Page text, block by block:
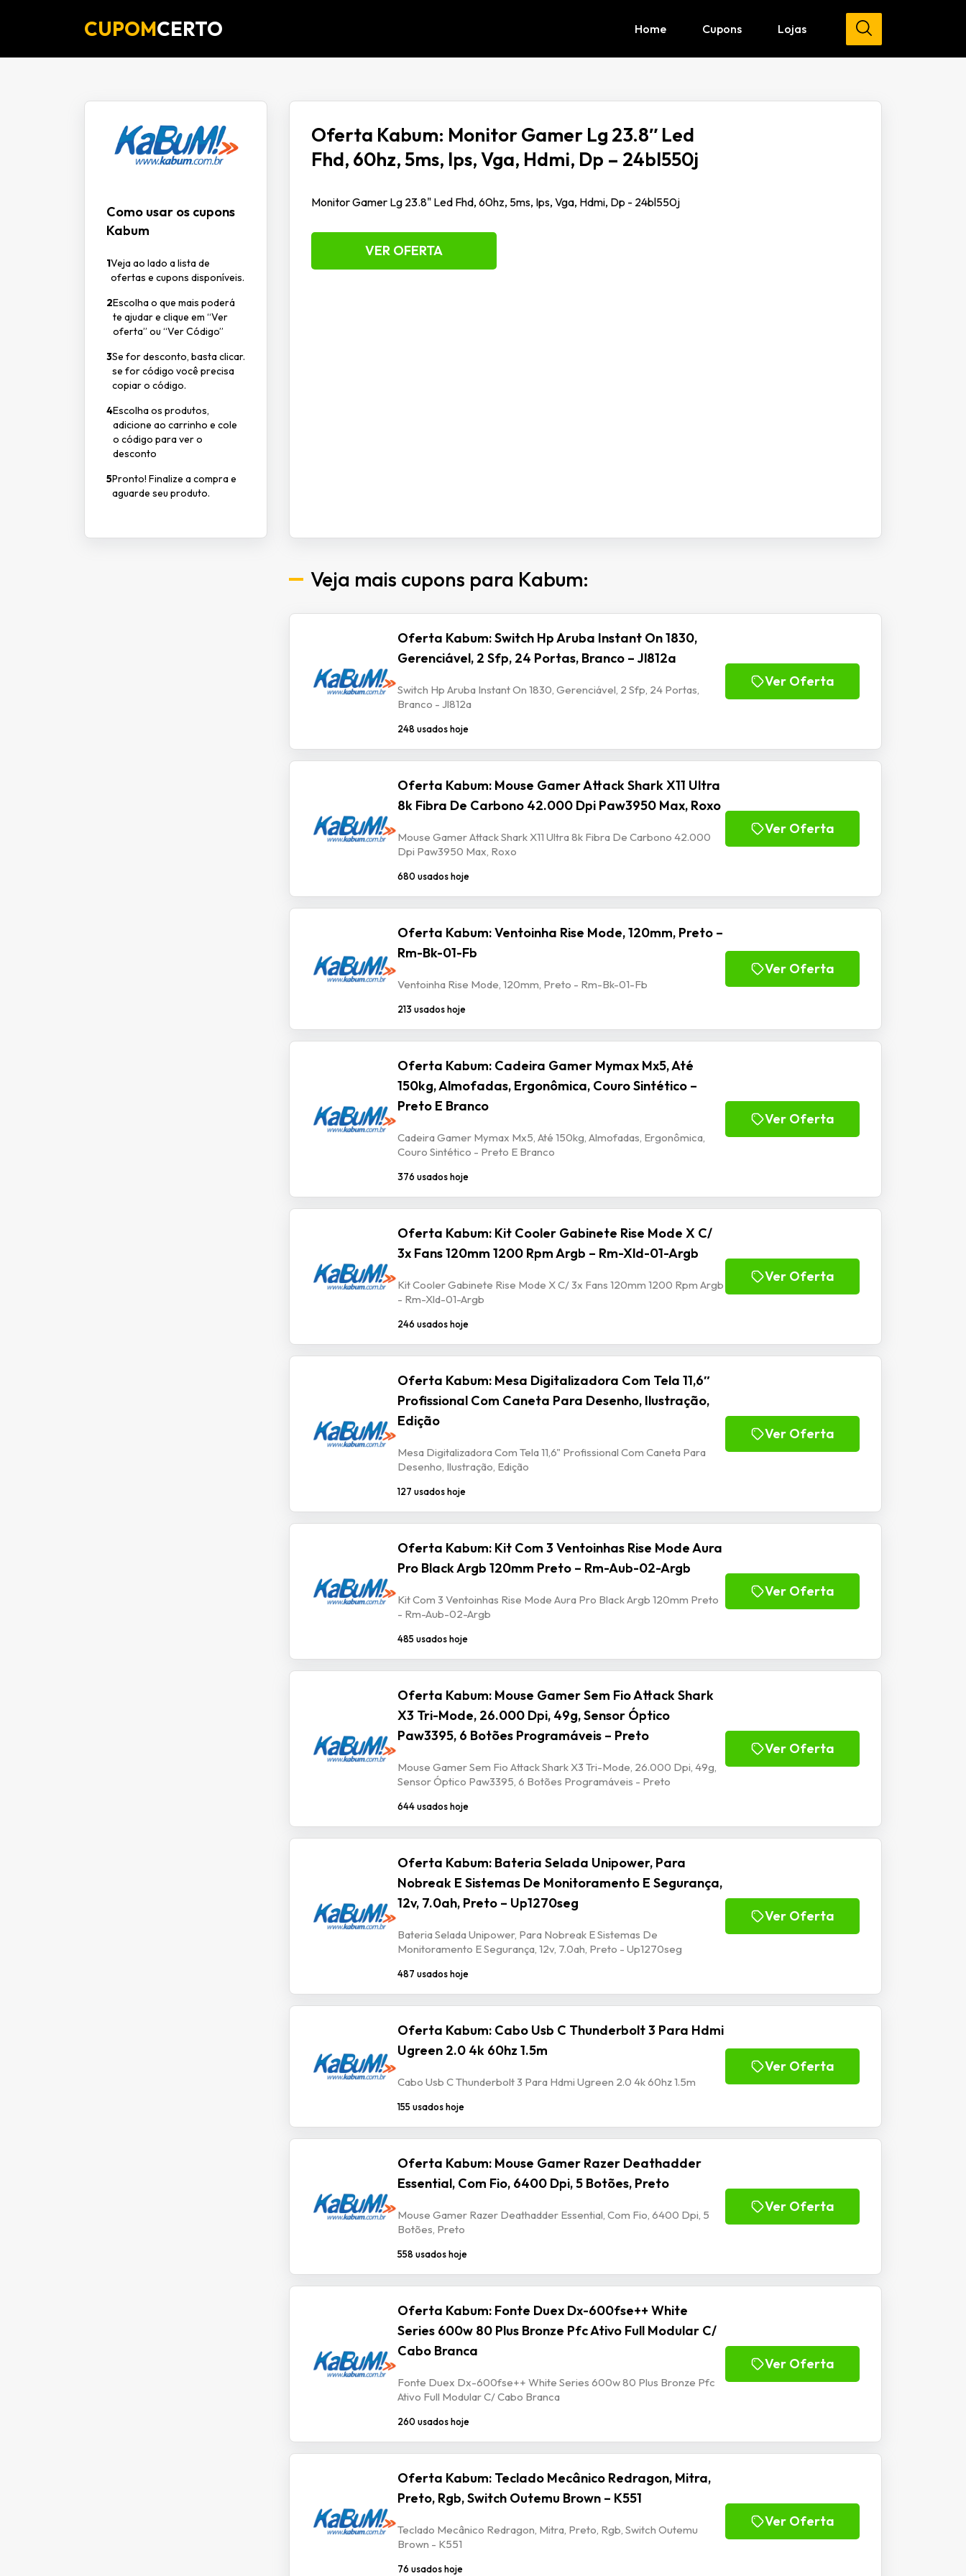
CUPOMCERTO Home Cupons Lojas
Como usar os cupons
Kabum
1Veja ao lado a lista de
ofertas e cupons disponíveis.
2Escolha o que mais poderá
te ajudar e clique em “Ver
oferta” ou “Ver Código”
3Se for desconto, basta clicar.
se for código você precisa
copiar o código.
4Escolha os produtos,
adicione ao carrinho e cole
o código para ver o
desconto
5Pronto! Finalize a compra e
aguarde seu produto.
Oferta Kabum: Monitor Gamer Lg 23.8″ Led
Fhd, 60hz, 5ms, Ips, Vga, Hdmi, Dp – 24bl550j
Monitor Gamer Lg 23.8" Led Fhd, 60hz, 5ms, Ips, Vga, Hdmi, Dp - 24bl550j
VER OFERTA
Veja mais cupons para Kabum:
Oferta Kabum: Switch Hp Aruba Instant On 1830,
Gerenciável, 2 Sfp, 24 Portas, Branco – Jl812a
Switch Hp Aruba Instant On 1830, Gerenciável, 2 Sfp, 24 Portas,
Branco - Jl812a
248 usados hoje
Ver Oferta
Oferta Kabum: Mouse Gamer Attack Shark X11 Ultra
8k Fibra De Carbono 42.000 Dpi Paw3950 Max, Roxo
Mouse Gamer Attack Shark X11 Ultra 8k Fibra De Carbono 42.000
Dpi Paw3950 Max, Roxo
680 usados hoje
Ver Oferta
Oferta Kabum: Ventoinha Rise Mode, 120mm, Preto –
Rm-Bk-01-Fb
Ventoinha Rise Mode, 120mm, Preto - Rm-Bk-01-Fb
213 usados hoje
Ver Oferta
Oferta Kabum: Cadeira Gamer Mymax Mx5, Até
150kg, Almofadas, Ergonômica, Couro Sintético –
Preto E Branco
Cadeira Gamer Mymax Mx5, Até 150kg, Almofadas, Ergonômica,
Couro Sintético - Preto E Branco
376 usados hoje
Ver Oferta
Oferta Kabum: Kit Cooler Gabinete Rise Mode X C/
3x Fans 120mm 1200 Rpm Argb – Rm-Xld-01-Argb
Kit Cooler Gabinete Rise Mode X C/ 3x Fans 120mm 1200 Rpm Argb
- Rm-Xld-01-Argb
246 usados hoje
Ver Oferta
Oferta Kabum: Mesa Digitalizadora Com Tela 11,6″
Profissional Com Caneta Para Desenho, Ilustração,
Edição
Mesa Digitalizadora Com Tela 11,6" Profissional Com Caneta Para
Desenho, Ilustração, Edição
127 usados hoje
Ver Oferta
Oferta Kabum: Kit Com 3 Ventoinhas Rise Mode Aura
Pro Black Argb 120mm Preto – Rm-Aub-02-Argb
Kit Com 3 Ventoinhas Rise Mode Aura Pro Black Argb 120mm Preto
- Rm-Aub-02-Argb
485 usados hoje
Ver Oferta
Oferta Kabum: Mouse Gamer Sem Fio Attack Shark
X3 Tri-Mode, 26.000 Dpi, 49g, Sensor Óptico
Paw3395, 6 Botões Programáveis – Preto
Mouse Gamer Sem Fio Attack Shark X3 Tri-Mode, 26.000 Dpi, 49g,
Sensor Óptico Paw3395, 6 Botões Programáveis - Preto
644 usados hoje
Ver Oferta
Oferta Kabum: Bateria Selada Unipower, Para
Nobreak E Sistemas De Monitoramento E Segurança,
12v, 7.0ah, Preto – Up1270seg
Bateria Selada Unipower, Para Nobreak E Sistemas De
Monitoramento E Segurança, 12v, 7.0ah, Preto - Up1270seg
487 usados hoje
Ver Oferta
Oferta Kabum: Cabo Usb C Thunderbolt 3 Para Hdmi
Ugreen 2.0 4k 60hz 1.5m
Cabo Usb C Thunderbolt 3 Para Hdmi Ugreen 2.0 4k 60hz 1.5m
155 usados hoje
Ver Oferta
Oferta Kabum: Mouse Gamer Razer Deathadder
Essential, Com Fio, 6400 Dpi, 5 Botões, Preto
Mouse Gamer Razer Deathadder Essential, Com Fio, 6400 Dpi, 5
Botões, Preto
558 usados hoje
Ver Oferta
Oferta Kabum: Fonte Duex Dx-600fse++ White
Series 600w 80 Plus Bronze Pfc Ativo Full Modular C/
Cabo Branca
Fonte Duex Dx-600fse++ White Series 600w 80 Plus Bronze Pfc
Ativo Full Modular C/ Cabo Branca
260 usados hoje
Ver Oferta
Oferta Kabum: Teclado Mecânico Redragon, Mitra,
Preto, Rgb, Switch Outemu Brown – K551
Teclado Mecânico Redragon, Mitra, Preto, Rgb, Switch Outemu
Brown - K551
76 usados hoje
Ver Oferta